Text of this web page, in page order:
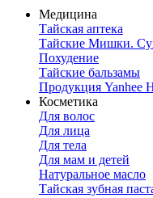
Медицина
Тайская аптека
Тайские Мишки.
Похудение
Тайские бальзамы
Продукция Yanhee
Косметика
Для волос
Для лица
Для тела
Для мам и детей
Натуральное масло
Тайская зубная